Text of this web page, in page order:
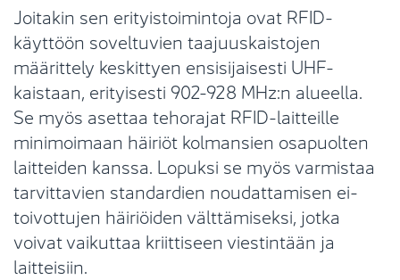
Joitakin sen erityistoimintoja ovat RFID-
käyttöön soveltuvien taajuuskaistojen
määrittely keskittyen ensisijaisesti UHF-
kaistaan, erityisesti 902-928 MHz:n alueella.
Se myös asettaa tehorajat RFID-laitteille
minimoimaan häiriöt kolmansien osapuolten
laitteiden kanssa. Lopuksi se myös varmistaa
tarvittavien standardien noudattamisen ei-
toivottujen häiriöiden välttämiseksi, jotka
voivat vaikuttaa kriittiseen viestintään ja
laitteisiin.